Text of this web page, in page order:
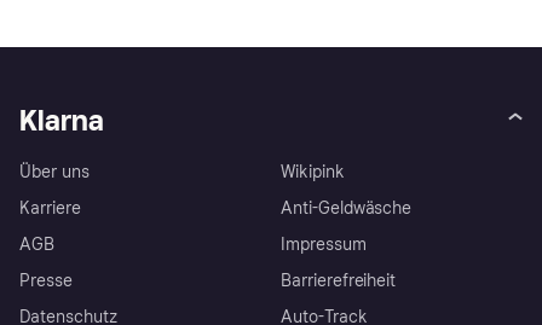
Klarna
Über uns
Karriere
AGB
Presse
Datenschutz
Wikipink
Anti-Geldwäsche
Impressum
Barrierefreiheit
Auto-Track